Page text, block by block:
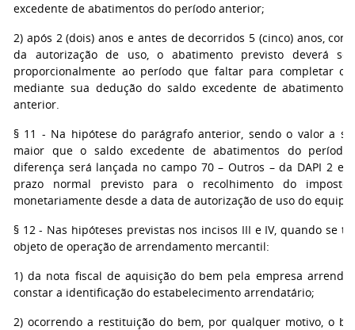
excedente de abatimentos do período anterior;
2) após 2 (dois) anos e antes de decorridos 5 (cinco) anos,
da autorização de uso, o abatimento previsto deverá
proporcionalmente ao período que faltar para completar o
mediante sua dedução do saldo excedente de
anterior.
§ 11 - Na hipótese do parágrafo anterior, sendo o valor a
maior que o saldo excedente de abatimentos do
diferença será lançada no campo 70 – Outros – da DAPI 2 e
prazo normal previsto para o recolhimento do imposto,
monetariamente desde a data de autorização de uso do
§ 12 - Nas hipóteses previstas nos incisos III e IV, quando se
objeto de operação de arrendamento mercantil:
1) da nota fiscal de aquisição do bem pela empresa
constar a identificação do estabelecimento arrendatário;
2) ocorrendo a restituição do bem, por qualquer motivo, o